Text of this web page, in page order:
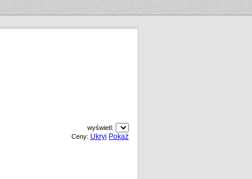
wyświetl:
Ceny: Ukryj Pokaż